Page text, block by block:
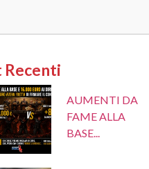
Recenti
AUMENTI DA
FAME ALLA
BASE...